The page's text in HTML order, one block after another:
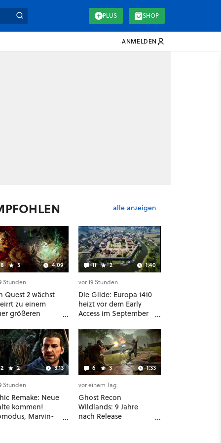
PLUS SHOP
ANMELDEN
alle anzeigen
5 4:09
Stunden
Quest 2 wächst
zu einem
größeren
sofort gibt's
eine richtige
Klasse
11 2 1:40
vor 19 Stunden
Die Gilde: Europa 1410
heizt vor dem Early
Access im September
Mittelalter-Essen an
2 3:13
Stunden
Remake: Neue
kommen!
Marvin-
6 3 1:33
vor einem Tag
Ghost Recon
Wildlands: 9 Jahre
nach Release